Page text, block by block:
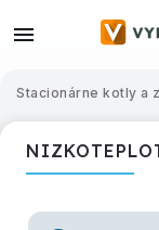
Stacionárne kotly a